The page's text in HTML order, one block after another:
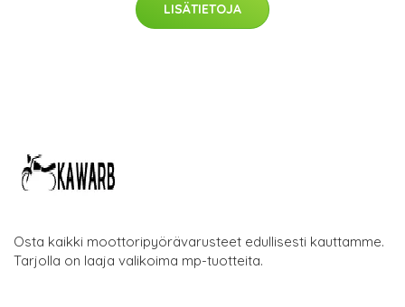
LISÄTIETOJA
Osta kaikki moottoripyörävarusteet edullisesti kauttamme.
Tarjolla on laaja valikoima mp-tuotteita.